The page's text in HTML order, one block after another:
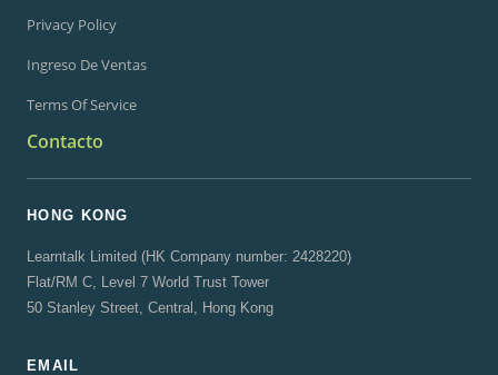
Privacy Policy
Ingreso De Ventas
Terms Of Service
Contacto
HONG KONG
Learntalk Limited (HK Company number: 2428220)
Flat/RM C, Level 7 World Trust Tower
50 Stanley Street, Central, Hong Kong
EMAIL